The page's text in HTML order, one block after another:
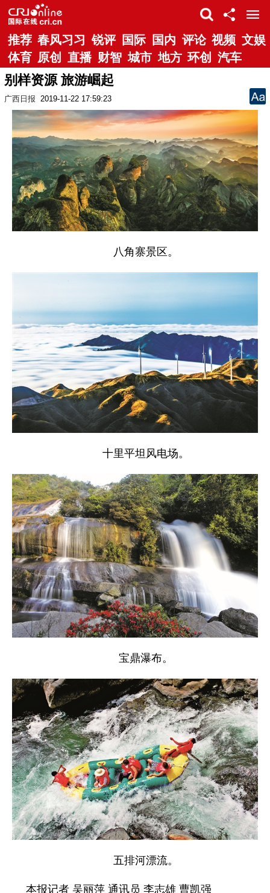
推荐 春风习习 锐评 国际 国内 评论 视频 文娱
体育 原创 直播 财智 城市 地方 环创 汽车
别样资源 旅游崛起
广西日报 2019-11-22 17:59:23
八角寨景区。
十里平坦风电场。
宝鼎瀑布。
五排河漂流。
本报记者 吴丽萍 通讯员 李志雄 曹凯强